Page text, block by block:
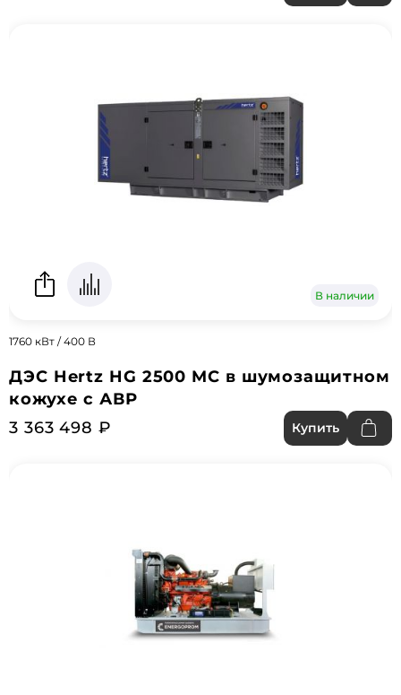
В наличии
1760 кВт / 400 В
ДЭС Hertz HG 2500 MC в шумозащитном
кожухе с АВР
3 363 498 ₽
Купить